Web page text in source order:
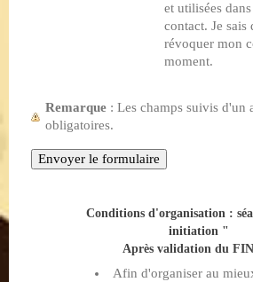
et utilisées
contact. Je sais
révoquer mon
moment.
Remarque : Les champs suivis d'un
obligatoires.
Conditions d'organisation :
initiation "
Après validation du
Afin d'organiser au